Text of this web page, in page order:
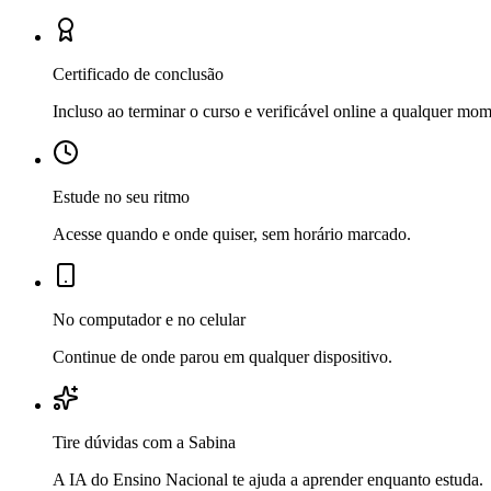
Certificado de conclusão
Incluso ao terminar o curso e verificável online a qualquer
Estude no seu ritmo
Acesse quando e onde quiser, sem horário marcado.
No computador e no celular
Continue de onde parou em qualquer dispositivo.
Tire dúvidas com a Sabina
A IA do Ensino Nacional te ajuda a aprender enquanto estuda.